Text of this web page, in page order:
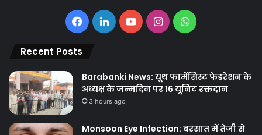
Facebook
LinkedInYouTubeInstagramWhatsApp
Recent Posts
Barabanki News: यूथ फार्मेसिस्ट फेडरेशन के
अध्यक्ष के जन्मदिन पर 16 यूनिट रक्तदान
3 hours ago
Monsoon Eye Infection: बरसात में तेजी से